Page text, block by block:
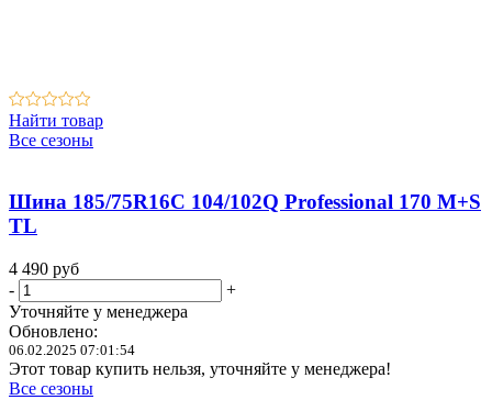
Найти товар
Все сезоны
Шина 185/75R16C 104/102Q Professional 170 M+S
TL
4 490 руб
-
+
Уточняйте у менеджера
Обновлено:
06.02.2025 07:01:54
Этот товар купить нельзя, уточняйте у менеджера!
Все сезоны